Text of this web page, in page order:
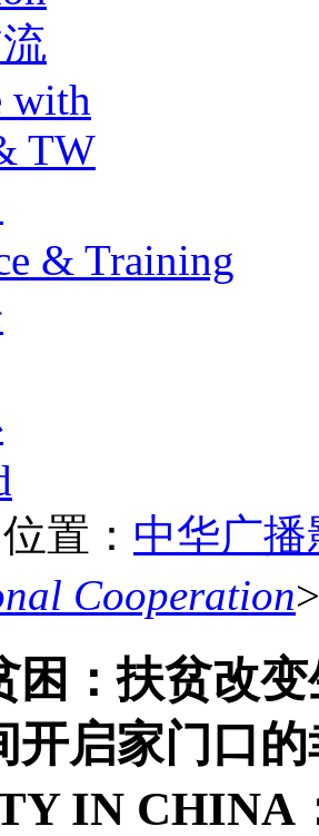
with
TW
& Training
置： 中华广
Cooperation
困：扶贫改
开启家门口
IN CHINA